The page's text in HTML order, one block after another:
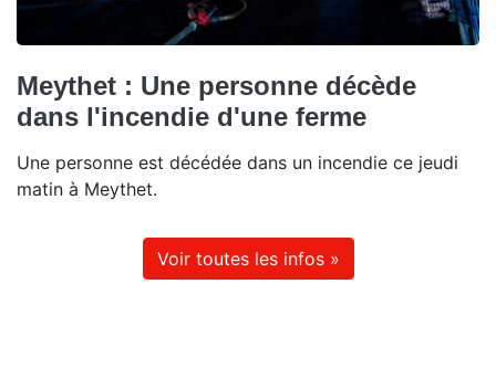
Meythet : Une personne décède
dans l'incendie d'une ferme
Une personne est décédée dans un incendie ce jeudi
matin à Meythet.
Voir toutes les infos »